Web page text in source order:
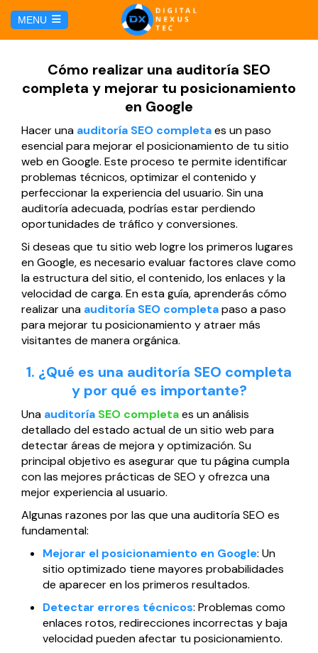
MENU
SERVICIOS
Hosting y Dominio
Gestión de Redes Sociales
Brand Book
Soluciones TI
Soporte Técnico
PÁGINAS
Página web para Agencias de Viaje
Página web para Hoteles
Página web para Restaurantes
Página web para Tiendas Virtuales
Página web para Empresas
MARKETING DIGITAL
Marketing por Facebook
Marketing por Google
BLOG
CONTÁCTANOS
Cómo realizar una auditoría SEO
completa y mejorar tu posicionamiento
en Google
Hacer una auditoría SEO completaes un paso
esencial para mejorar el posicionamiento de tu sitio
web en Google. Este proceso te permite identificar
problemas técnicos, optimizar el contenido y
perfeccionar la experiencia del usuario. Sin una
auditoría adecuada, podrías estar perdiendo
oportunidades de tráfico y conversiones.
Si deseas que tu sitio web logre los primeros lugares
en Google, es necesario evaluar factores clave como
la estructura del sitio, el contenido, los enlaces y la
velocidad de carga. En esta guía, aprenderás cómo
realizar una auditoría SEO completapaso a paso
para mejorar tu posicionamiento y atraer más
visitantes de manera orgánica.
1. ¿Qué es una auditoría SEO completa
y por qué es importante?
Una auditoría SEO completaes un análisis
detallado del estado actual de un sitio web para
detectar áreas de mejora y optimización. Su
principal objetivo es asegurar que tu página cumpla
con las mejores prácticas de SEO y ofrezca una
mejor experiencia al usuario.
Algunas razones por las que una auditoría SEO es
fundamental:
Mejorar el posicionamiento en Google: Un
sitio optimizado tiene mayores probabilidades
de aparecer en los primeros resultados.
Detectar errores técnicos: Problemas como
enlaces rotos, redirecciones incorrectas y baja
velocidad pueden afectar tu posicionamiento.